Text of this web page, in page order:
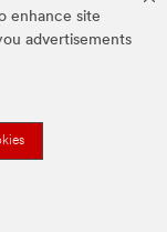
enhance site
advertisements